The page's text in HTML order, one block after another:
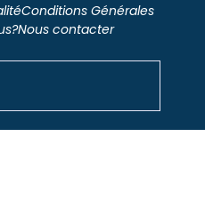
Conditions Générales
Nous contacter
All Rights Reserved​
Digital Agency